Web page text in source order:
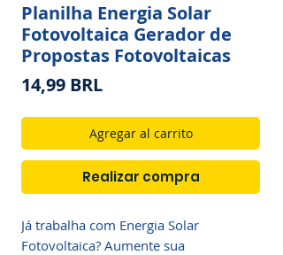
Planilha Energia Solar
Fotovoltaica Gerador de
Propostas Fotovoltaicas
14,99 BRLPrecio
Agregar al carrito
Realizar compra
Já trabalha com Energia Solar
Fotovoltaica? Aumente sua